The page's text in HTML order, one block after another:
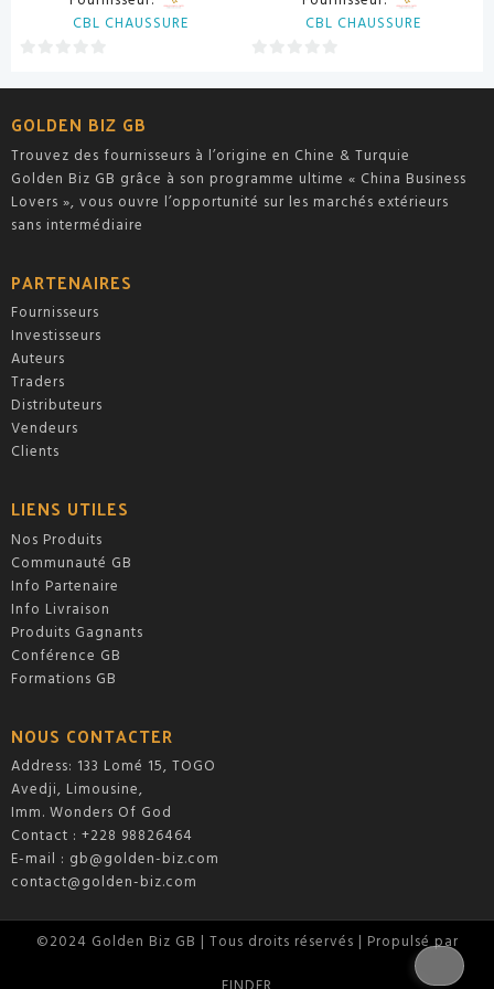
CBL CHAUSSURE
sur
CBL CHAUSSURE
sur
GOLDEN BIZ GB
Trouvez des fournisseurs à l’origine en Chine & Turquie
Golden Biz GB grâce à son programme ultime « China Business
Lovers », vous ouvre l’opportunité sur les marchés extérieurs
sans intermédiaire
PARTENAIRES
Fournisseurs
Investisseurs
Auteurs
Traders
Distributeurs
Vendeurs
Clients
LIENS UTILES
Nos Produits
Communauté GB
Info Partenaire
Info Livraison
Produits Gagnants
Conférence GB
Formations GB
NOUS CONTACTER
Address: 133 Lomé 15, TOGO
Avedji, Limousine,
Imm. Wonders Of God
Contact : +228 98826464
E-mail : gb@golden-biz.com
contact@golden-biz.com
©2024 Golden Biz GB | Tous droits réservés | Propulsé par